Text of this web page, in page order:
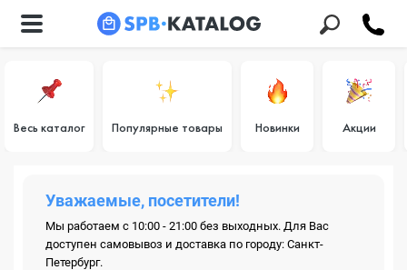
Весь каталог Популярные товары Новинки Акции
Уважаемые, посетители!
Мы работаем с 10:00 - 21:00 без выходных. Для Вас
доступен самовывоз и доставка по городу: Санкт-
Петербург.